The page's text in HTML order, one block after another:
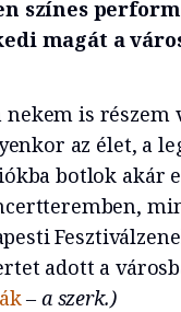
színes
magát a
is részem
az élet, a
botlok akár
adott a
– a szerk.)